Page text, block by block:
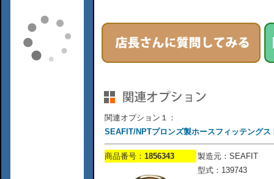
関連オプション１：
SEAFIT/NPTプロンズ製ホースフィッテング
商品番号： 1856343
製造元：SEAFIT
型式：139743